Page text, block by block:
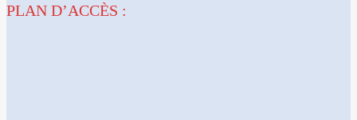
PLAN D’ACCÈS :